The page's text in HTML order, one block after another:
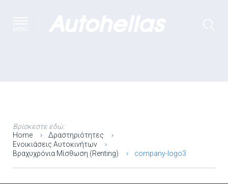
Βρίσκεστε εδώ:
Home
Δραστηριότητες
Ενοικιάσεις Αυτοκινήτων
Βραχυχρόνια Μίσθωση (Renting)
company-logo3